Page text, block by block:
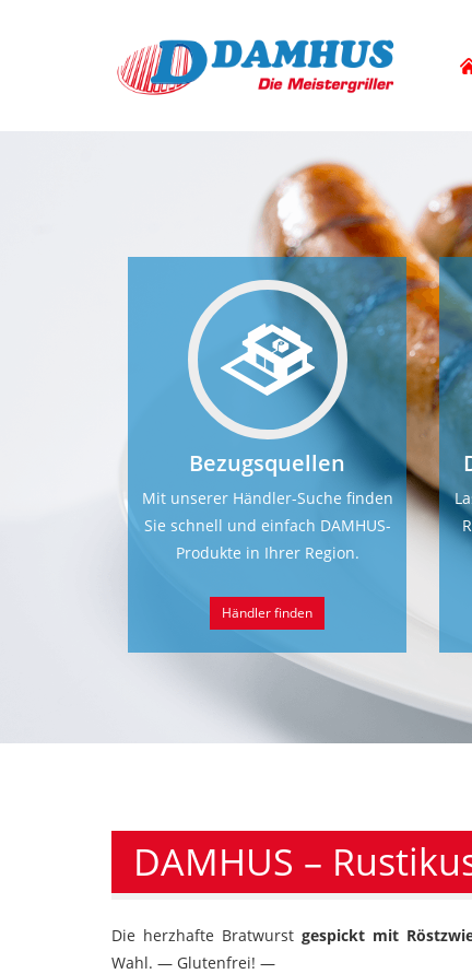
Bezugsquellen
Mit unserer Händler-Suche finden
Sie schnell und einfach DAMHUS-
Produkte in Ihrer Region.
Händler finden
DAMHUS –
Die herzhafte Bratwurst gespickt mit
Wahl. — Glutenfrei! —